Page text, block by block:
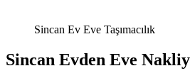
Sincan Ev Eve Taşımacılık
Sincan Evden Eve